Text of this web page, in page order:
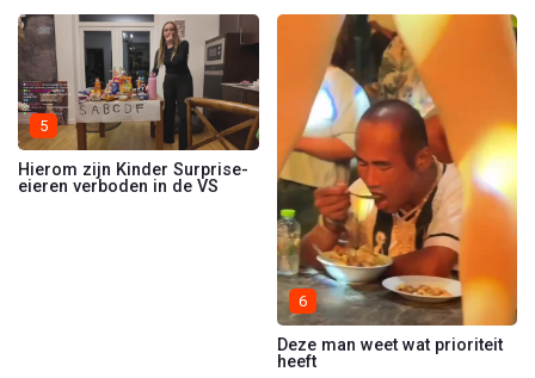
5
Hierom zijn Kinder Surprise-
eieren verboden in de VS
6
Deze man weet wat prioriteit
heeft